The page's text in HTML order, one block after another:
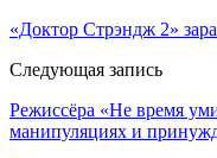
«Доктор Стрэндж 2»
Следующая запись
Режиссёра «Не время
манипуляциях и